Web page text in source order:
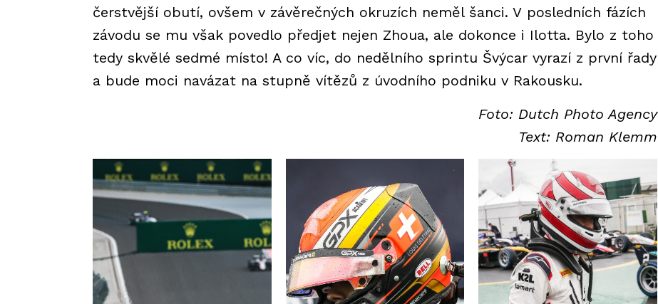
čerstvější obutí, ovšem v závěrečných okruzích neměl šanci. V posledních fázích
závodu se mu však povedlo předjet nejen Zhoua, ale dokonce i Ilotta. Bylo z toho
tedy skvělé sedmé místo! A co víc, do nedělního sprintu Švýcar vyrazí z první řady
a bude moci navázat na stupně vítězů z úvodního podniku v Rakousku.
Foto: Dutch Photo Agency
Text: Roman Klemm